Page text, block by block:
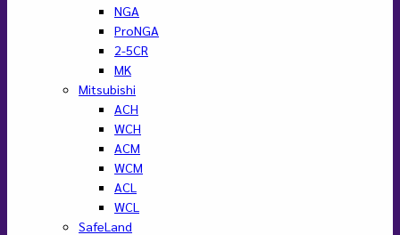
NGA
ProNGA
2-5CR
MK
Mitsubishi
ACH
WCH
ACM
WCM
ACL
WCL
SafeLand